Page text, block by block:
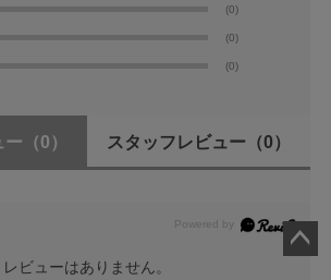
(0)
(0)
(0)
ー （0） スタッフレビュー （0）
レビューはありません。